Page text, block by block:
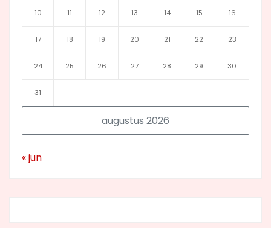
augustus 2026
10 11 12 13 14 15 16
17 18 19 20 21 22 23
24 25 26 27 28 29 30
31
« jun